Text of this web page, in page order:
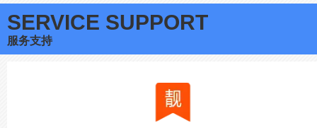
SERVICE SUPPORT
服务支持